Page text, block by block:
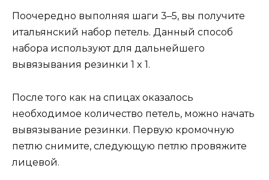
Поочередно выполняя шаги 3–5, вы получите
итальянский набор петель. Данный способ
набора используют для дальнейшего
вывязывания резинки 1 x 1.
После того как на спицах оказалось
необходимое количество петель, можно начать
вывязывание резинки. Первую кромочную
петлю снимите, следующую петлю провяжите
лицевой.